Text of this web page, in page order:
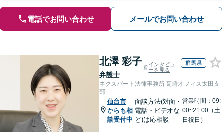
電話でお問い合わせ メールでお問い合わせ
北澤 彩子
弁護士
インタビュ
ーを見る
群馬県
ネクスパート法律事務所 高崎オフィス太田支
部
仙台市
からも相
談受付中
面談方法(対面・
電話・ビデオな
ど)は応相談
営業時間：09:
00~21:00（土
日祝日）